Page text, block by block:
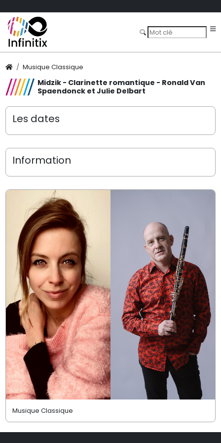
Musique Classique
Midzik - Clarinette romantique - Ronald Van
Spaendonck et Julie Delbart
Les dates
Information
Musique Classique